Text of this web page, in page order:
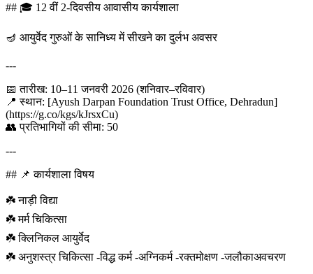
## 🎓 12 वीं 2-दिवसीय आवासीय कार्यशाला
🪔 आयुर्वेद गुरुओं के सानिध्य में सीखने का दुर्लभ अवसर
---
📅 तारीख: 10–11 जनवरी 2026 (शनिवार–रविवार)
📍 स्थान: [Ayush Darpan Foundation Trust Office, Dehradun]
(https://g.co/kgs/kJrsxCu)
👥 प्रतिभागियों की सीमा: 50
---
## 📌 कार्यशाला विषय
☘️ नाड़ी विद्या
☘️ मर्म चिकित्सा
☘️ क्लिनिकल आयुर्वेद
☘️ अनुशस्त्र चिकित्सा -विद्ध कर्म -अग्निकर्म -रक्तमोक्षण -जलौकाअवचरण